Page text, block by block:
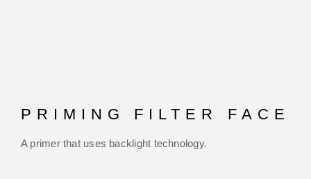
PRIMING FILTER FACE
A primer that uses backlight technology.